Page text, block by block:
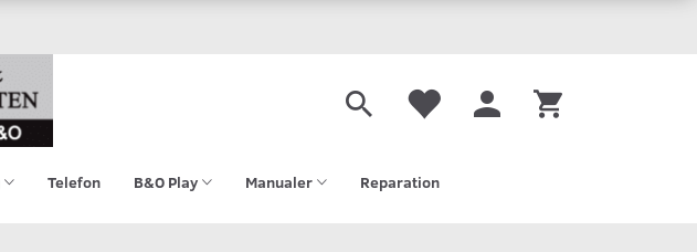
Telefon B&O Play Manualer Reparation